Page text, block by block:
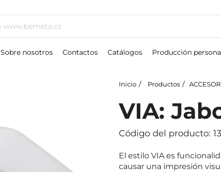
Sobre nosotros Contactos Catálogos Producción
Inicio Productos
VIA:
Código del producto:
El estilo VIA es
causar una impresión